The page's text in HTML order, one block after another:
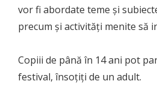
vor fi abordate teme și
precum și activități menite să
Copiii de până în 14 ani pot
festival, însoțiți de un adult.